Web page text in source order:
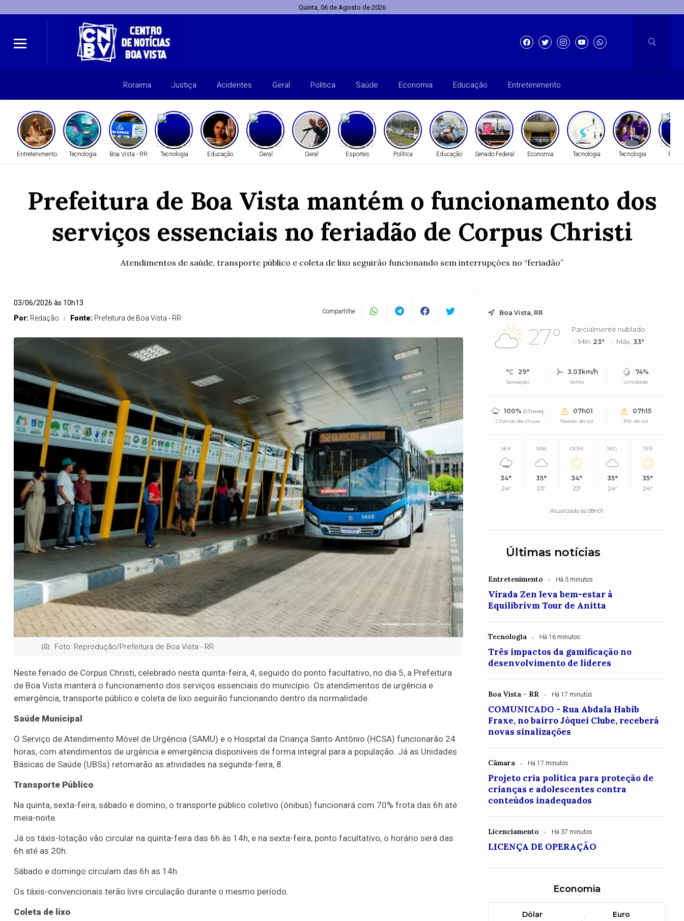
Quinta, 06 de Agosto de 2026
Roraima Justiça Acidentes Geral Política Saúde Economia Educação Entretenimento
Entretenimento Tecnologia Boa Vista - RR Tecnologia Educação Geral Geral Esportes Política Educação Senado Federal Economia Tecnologia Tecnologia
Prefeitura de Boa Vista mantém o funcionamento dos
serviços essenciais no feriadão de Corpus Christi
Atendimentos de saúde, transporte público e coleta de lixo seguirão funcionando sem interrupções no “feriadão”
03/06/2026 às 10h13
Por: Redação Fonte: Prefeitura de Boa Vista - RR
Compartilhe:
Foto: Reprodução/Prefeitura de Boa Vista - RR
Neste feriado de Corpus Christi, celebrado nesta quinta-feira, 4, seguido do ponto facultativo, no dia 5, a Prefeitura
de Boa Vista manterá o funcionamento dos serviços essenciais do município. Os atendimentos de urgência e
emergência, transporte público e coleta de lixo seguirão funcionando dentro da normalidade.
Saúde Municipal
O Serviço de Atendimento Móvel de Urgência (SAMU) e o Hospital da Criança Santo Antônio (HCSA) funcionarão 24
horas, com atendimentos de urgência e emergência disponíveis de forma integral para a população. Já as Unidades
Básicas de Saúde (UBSs) retomarão as atividades na segunda-feira, 8.
Transporte Público
Na quinta, sexta-feira, sábado e domino, o transporte público coletivo (ônibus) funcionará com 70% frota das 6h até
meia-noite.
Já os táxis-lotação vão circular na quinta-feira das 6h às 14h, e na sexta-feira, ponto facultativo, o horário será das
6h até as 20h.
Sábado e domingo circulam das 6h as 14h.
Os táxis-convencionais terão livre circulação durante o mesmo período.
Coleta de lixo
Boa Vista, RR
27°
Parcialmente nublado
Mín. 23° Máx.33°
29°
Sensação
3.03km/h
Vento
74%
Umidade
100% (1.7mm)
Chance de chuva
07h01
Nascer do sol
07h15
Pôr do sol
SEX
34°
24°
SÁB
35°
23°
DOM
34°
23°
SEG
35°
24°
TER
35°
24°
Atualizado às 08h01
Últimas notícias
Entretenimento Há 3 minutos
Virada Zen leva bem-estar à
Equilibrivm Tour de Anitta
Tecnologia Há 16 minutos
Três impactos da gamificação no
desenvolvimento de líderes
Boa Vista - RR Há 17 minutos
COMUNICADO - Rua Abdala Habib
Fraxe, no bairro Jóquei Clube, receberá
novas sinalizações
Câmara Há 17 minutos
Projeto cria política para proteção de
crianças e adolescentes contra
conteúdos inadequados
Licenciamento Há 37 minutos
LICENÇA DE OPERAÇÃO
Economia
Dólar
Euro